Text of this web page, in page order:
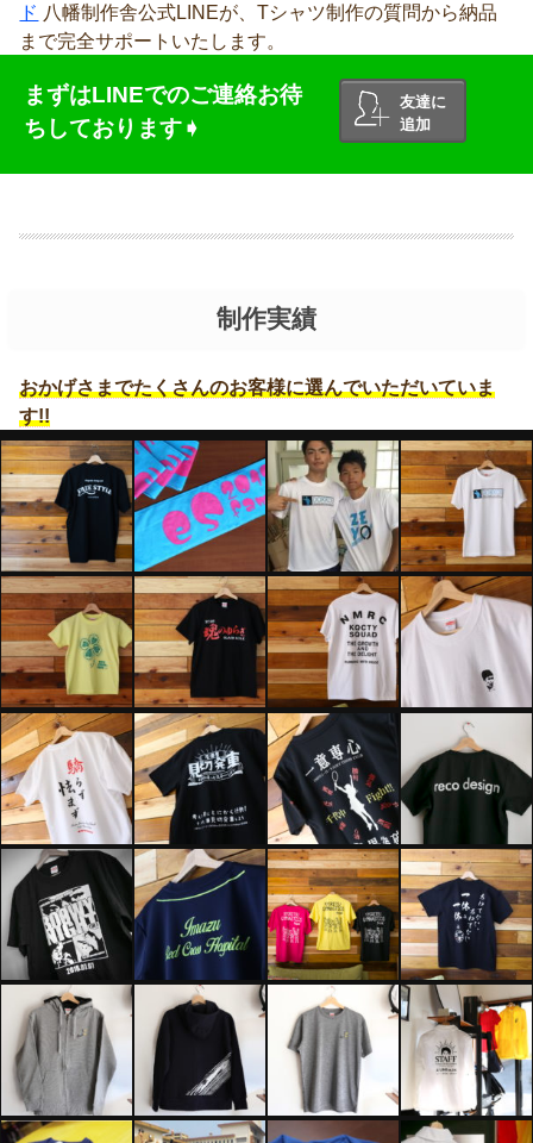
ド 八幡制作舎公式LINEが、Tシャツ制作の質問から納品
まで完全サポートいたします。
まずはLINEでのご連絡お待
ちしております➧
友達に
追加
制作実績
おかげさまでたくさんのお客様に選んでいただいていま
す!!